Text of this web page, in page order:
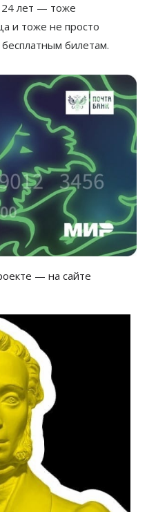
24 лет — тоже
и тоже не просто
бесплатным билетам.
— на сайте